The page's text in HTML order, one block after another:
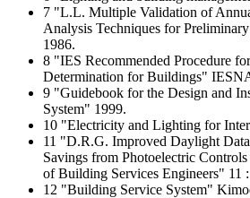
7 "L.L. Multiple Validation of
Analysis Techniques for
1986.
8 "IES Recommended Procedure
Determination for Buildings"
9 "Guidebook for the Design and
System" 1999.
10 "Electricity and Lighting for
11 "D.R.G. Improved Daylight
Savings from Photoelectric
of Building Services Engineers" 11 :
12 "Building Service System"